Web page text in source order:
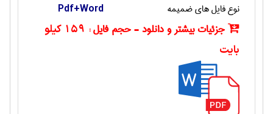
نوع فایل های ضمیمه Pdf+Word
جزئیات بیشتر و دانلود - حجم فایل :
159 کیلو
بایت